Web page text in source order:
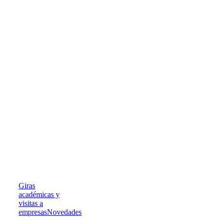
2019
|
Visita
técnica
Giras
académicas y
visitas a
empresasNovedades